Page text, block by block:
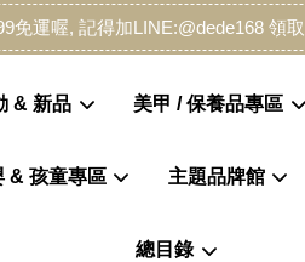
免運喔, 記得加LINE:@dede168 領
& 新品 美甲 / 保養品專區
& 孩童專區 主題品牌館
總目錄